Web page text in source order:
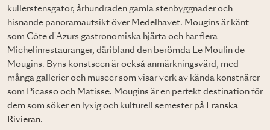
kullerstensgator, århundraden gamla stenbyggnader och
hisnande panoramautsikt över Medelhavet. Mougins är känt
som Côte d'Azurs gastronomiska hjärta och har flera
Michelinrestauranger, däribland den berömda Le Moulin de
Mougins. Byns konstscen är också anmärkningsvärd, med
många gallerier och museer som visar verk av kända konstnärer
som Picasso och Matisse. Mougins är en perfekt destination för
dem som söker en lyxig och kulturell semester på Franska
Rivieran.